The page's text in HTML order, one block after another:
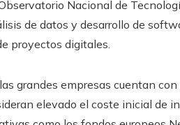
Nacional de
de datos y desarrollo de
proyectos digitales.
grandes empresas cuentan
elevado el coste inicial de